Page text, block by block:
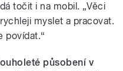
točit i na mobil. „Věci
myslet a pracovat.
povídat.“
působení v